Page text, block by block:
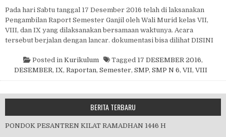
Pada hari Sabtu tanggal 17 Desember 2016 telah di laksanakan
Pengambilan Raport Semester Ganjil oleh Wali Murid kelas VII,
VIII, dan IX yang dilaksanakan bersamaan waktunya. Acara
tersebut berjalan dengan lancar. dokumentasi bisa dilihat DISINI
Posted in Kurikulum Tagged 17 DESEMBER 2016,
DESEMBER, IX, Raportan, Semester, SMP, SMP N 6, VII, VIII
BERITA TERBARU
PONDOK PESANTREN KILAT RAMADHAN 1446 H